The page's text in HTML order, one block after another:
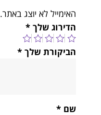
האימייל לא יוצג באתר.
הדירוג שלך *
הביקורת שלך *
שם *